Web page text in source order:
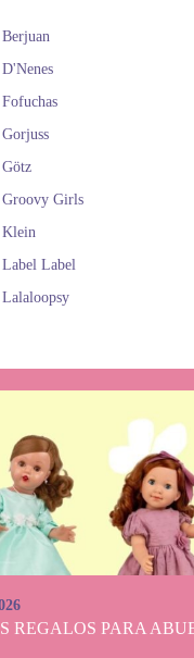
Berjuan
D'Nenes
Fofuchas
Gorjuss
Götz
Groovy Girls
Klein
Label Label
Lalaloopsy
REGALOS PARA